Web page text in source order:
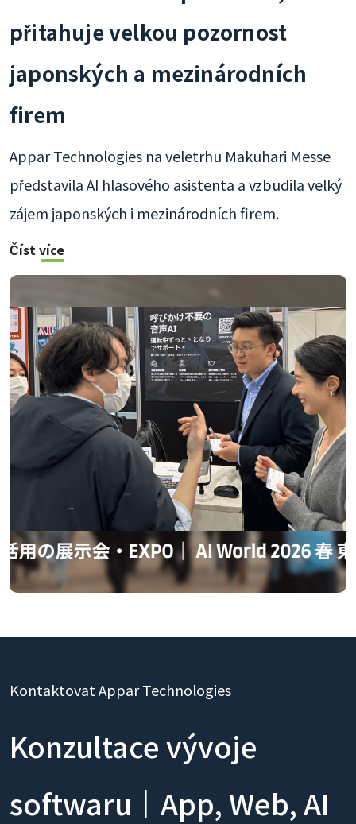
přitahuje velkou pozornost
japonských a mezinárodních
firem
Appar Technologies na veletrhu Makuhari Messe
představila AI hlasového asistenta a vzbudila velký
zájem japonských i mezinárodních firem.
Číst více
Kontaktovat Appar Technologies
Konzultace vývoje
softwaru｜App, Web, AI